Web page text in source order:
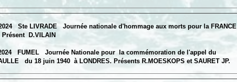
Ste LIVRADE Journée nationale d'hommage aux morts pour la FRANCE
D.VILAIN
FUMEL Journée Nationale pour la commémoration de l'appel du
18 juin 1940 à LONDRES. Présents R.MOESKOPS et SAURET JP.